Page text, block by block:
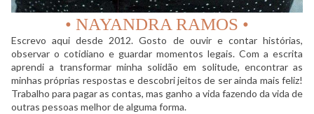
• NAYANDRA RAMOS •
Escrevo aqui desde 2012. Gosto de ouvir e contar histórias,
observar o cotidiano e guardar momentos legais. Com a escrita
aprendi a transformar minha solidão em solitude, encontrar as
minhas próprias respostas e descobri jeitos de ser ainda mais feliz!
Trabalho para pagar as contas, mas ganho a vida fazendo da vida de
outras pessoas melhor de alguma forma.